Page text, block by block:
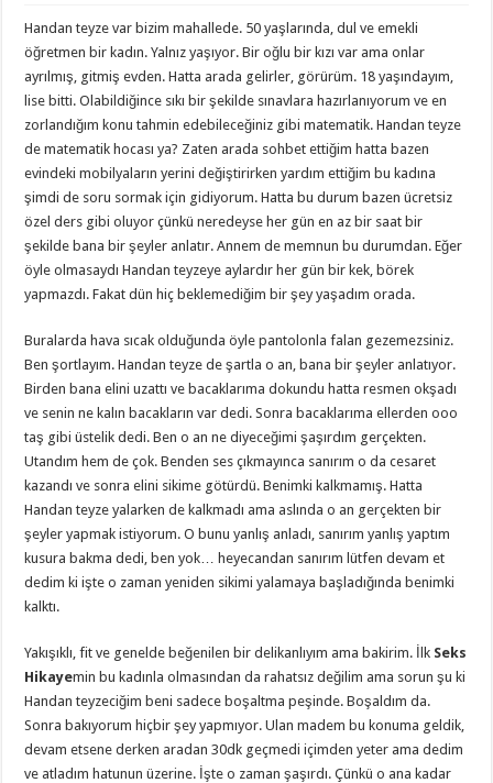
Sikerken
Götünü
Parmakladım
İnim
İnledi
için
Handan teyze var bizim mahallede. 50 yaşlarında, dul ve emekli
öğretmen bir kadın. Yalnız yaşıyor. Bir oğlu bir kızı var ama onlar
ayrılmış, gitmiş evden. Hatta arada gelirler, görürüm. 18 yaşındayım,
lise bitti. Olabildiğince sıkı bir şekilde sınavlara hazırlanıyorum ve en
zorlandığım konu tahmin edebileceğiniz gibi matematik. Handan teyze
de matematik hocası ya? Zaten arada sohbet ettiğim hatta bazen
evindeki mobilyaların yerini değiştirirken yardım ettiğim bu kadına
şimdi de soru sormak için gidiyorum. Hatta bu durum bazen ücretsiz
özel ders gibi oluyor çünkü neredeyse her gün en az bir saat bir
şekilde bana bir şeyler anlatır. Annem de memnun bu durumdan. Eğer
öyle olmasaydı Handan teyzeye aylardır her gün bir kek, börek
yapmazdı. Fakat dün hiç beklemediğim bir şey yaşadım orada.
Buralarda hava sıcak olduğunda öyle pantolonla falan gezemezsiniz.
Ben şortlayım. Handan teyze de şartla o an, bana bir şeyler anlatıyor.
Birden bana elini uzattı ve bacaklarıma dokundu hatta resmen okşadı
ve senin ne kalın bacakların var dedi. Sonra bacaklarıma ellerden ooo
taş gibi üstelik dedi. Ben o an ne diyeceğimi şaşırdım gerçekten.
Utandım hem de çok. Benden ses çıkmayınca sanırım o da cesaret
kazandı ve sonra elini sikime götürdü. Benimki kalkmamış. Hatta
Handan teyze yalarken de kalkmadı ama aslında o an gerçekten bir
şeyler yapmak istiyorum. O bunu yanlış anladı, sanırım yanlış yaptım
kusura bakma dedi, ben yok… heyecandan sanırım lütfen devam et
dedim ki işte o zaman yeniden sikimi yalamaya başladığında benimki
kalktı.
Yakışıklı, fit ve genelde beğenilen bir delikanlıyım ama bakirim. İlk Seks
Hikayemin bu kadınla olmasından da rahatsız değilim ama sorun şu ki
Handan teyzeciğim beni sadece boşaltma peşinde. Boşaldım da.
Sonra bakıyorum hiçbir şey yapmıyor. Ulan madem bu konuma geldik,
devam etsene derken aradan 30dk geçmedi içimden yeter ama dedim
ve atladım hatunun üzerine. İşte o zaman şaşırdı. Çünkü o ana kadar